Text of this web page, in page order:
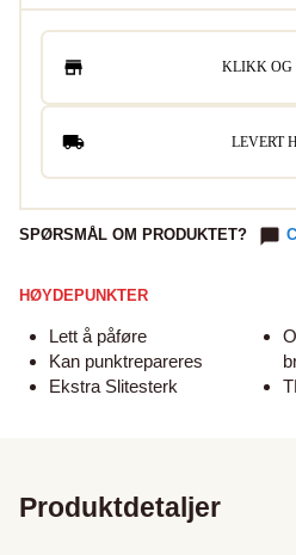
KLIKK OG
LEVERT
SPØRSMÅL OM PRODUKTET?
HØYDEPUNKTER
Lett å påføre
Kan punktrepareres
Ekstra Slitesterk
Produktdetaljer